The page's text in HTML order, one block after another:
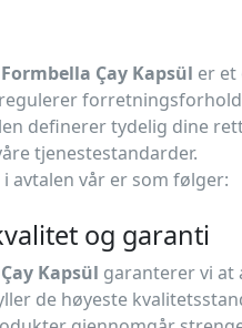
Formbella Çay Kapsül er
definerer tydelig dine
tjenestestandarder.
avtalen vår er som følger:
og garanti
Kapsül garanterer vi at
de høyeste